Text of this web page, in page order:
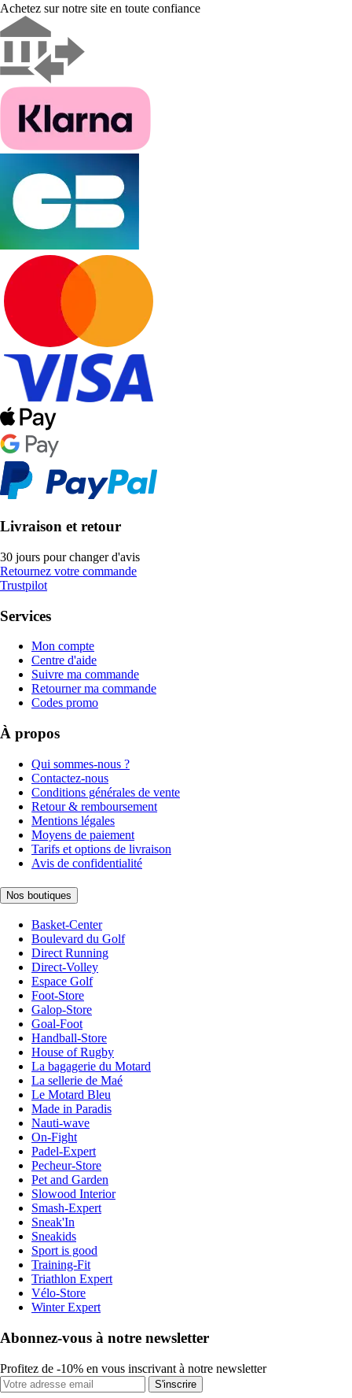
Achetez sur notre site en toute confiance
Livraison et retour
30 jours pour changer d'avis
Retournez votre commande
Trustpilot
Services
Mon compte
Centre d'aide
Suivre ma commande
Retourner ma commande
Codes promo
À propos
Qui sommes-nous ?
Contactez-nous
Conditions générales de vente
Retour & remboursement
Mentions légales
Moyens de paiement
Tarifs et options de livraison
Avis de confidentialité
Nos boutiques
Basket-Center
Boulevard du Golf
Direct Running
Direct-Volley
Espace Golf
Foot-Store
Galop-Store
Goal-Foot
Handball-Store
House of Rugby
La bagagerie du Motard
La sellerie de Maé
Le Motard Bleu
Made in Paradis
Nauti-wave
On-Fight
Padel-Expert
Pecheur-Store
Pet and Garden
Slowood Interior
Smash-Expert
Sneak'In
Sneakids
Sport is good
Training-Fit
Triathlon Expert
Vélo-Store
Winter Expert
Abonnez-vous à notre newsletter
Profitez de -10% en vous inscrivant à notre newsletter
S'inscrire